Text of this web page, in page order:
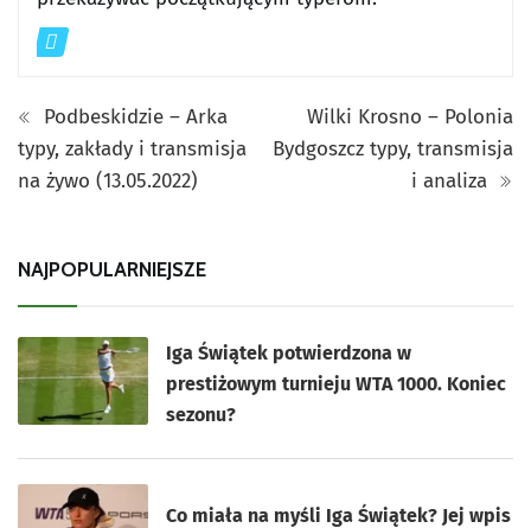
Podbeskidzie – Arka
typy, zakłady i transmisja
na żywo (13.05.2022)
Wilki Krosno – Polonia
Bydgoszcz typy, transmisja
i analiza
NAJPOPULARNIEJSZE
Iga Świątek potwierdzona w
prestiżowym turnieju WTA 1000. Koniec
sezonu?
Co miała na myśli Iga Świątek? Jej wpis